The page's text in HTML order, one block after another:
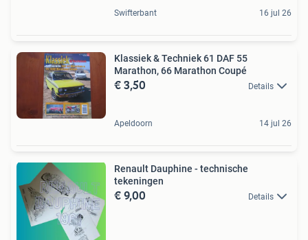
Swifterbant 16 jul 26
Klassiek & Techniek 61 DAF 55
Marathon, 66 Marathon Coupé
€ 3,50 Details
Apeldoorn 14 jul 26
Renault Dauphine - technische
tekeningen
€ 9,00 Details